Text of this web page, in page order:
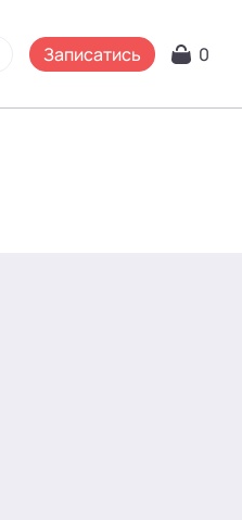
Записатись 0